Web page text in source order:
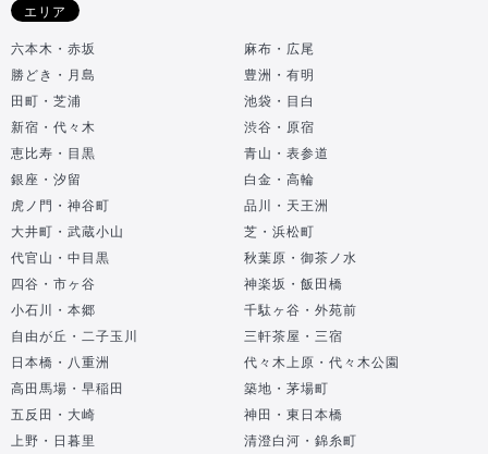
エリア
六本木・赤坂
麻布・広尾
勝どき・月島
豊洲・有明
田町・芝浦
池袋・目白
新宿・代々木
渋谷・原宿
恵比寿・目黒
青山・表参道
銀座・汐留
白金・高輪
虎ノ門・神谷町
品川・天王洲
大井町・武蔵小山
芝・浜松町
代官山・中目黒
秋葉原・御茶ノ水
四谷・市ヶ谷
神楽坂・飯田橋
小石川・本郷
千駄ヶ谷・外苑前
自由が丘・二子玉川
三軒茶屋・三宿
日本橋・八重洲
代々木上原・代々木公園
高田馬場・早稲田
築地・茅場町
五反田・大崎
神田・東日本橋
上野・日暮里
清澄白河・錦糸町